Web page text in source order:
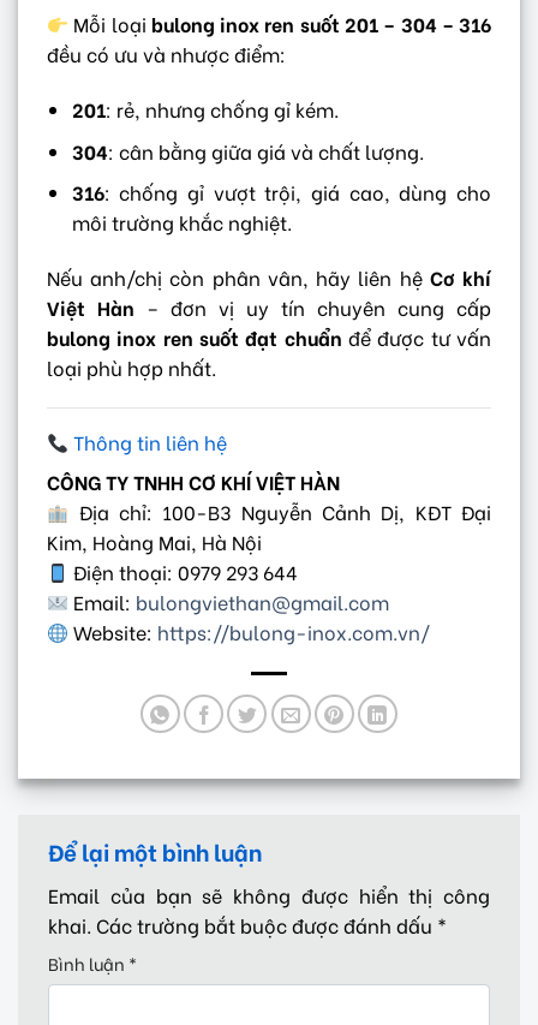
Mỗi loại bulong inox ren suốt 201 – 304 – 316
đều có ưu và nhược điểm:
201: rẻ, nhưng chống gỉ kém.
304: cân bằng giữa giá và chất lượng.
316: chống gỉ vượt trội, giá cao, dùng cho
môi trường khắc nghiệt.
Nếu anh/chị còn phân vân, hãy liên hệ Cơ khí
Việt Hàn – đơn vị uy tín chuyên cung cấp
bulong inox ren suốt đạt chuẩn để được tư vấn
loại phù hợp nhất.
Thông tin liên hệ
CÔNG TY TNHH CƠ KHÍ VIỆT HÀN
Địa chỉ: 100-B3 Nguyễn Cảnh Dị, KĐT Đại
Kim, Hoàng Mai, Hà Nội
Điện thoại: 0979 293 644
Email: bulongviethan@gmail.com
Website: https://bulong-inox.com.vn/
Để lại một bình luận
Email của bạn sẽ không được hiển thị công
khai. Các trường bắt buộc được đánh dấu *
Bình luận *